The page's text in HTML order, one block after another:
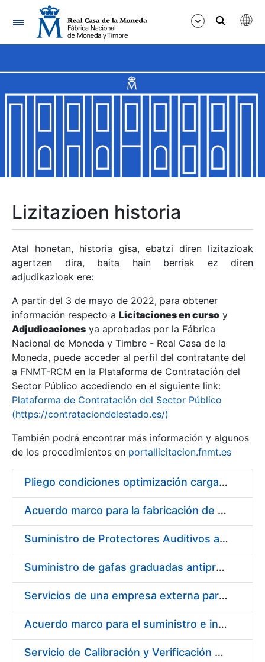
Nabigazioa
Erakutsi/Ezkutatu
Erakutsi/Ezkutatu
Erakutsi/Ezkutatu
Erakutsi/Ezkutatu
Erakutsi/Ezkutatu
Erakutsi/Ezkutatu
Erakutsi/Ezkutatu
Erakutsi/Ezkutatu
Lizitazioen historia
Atal honetan, historia gisa, ebatzi diren lizitazioak
agertzen dira, baita hain berriak ez diren
adjudikazioak ere:
A partir del 3 de mayo de 2022, para obtener
información respecto a Licitaciones en curso y
Adjudicaciones ya aprobadas por la Fábrica
Nacional de Moneda y Timbre - Real Casa de la
Moneda, puede acceder al perfil del contratante del
a FNMT-RCM en la Plataforma de Contratación del
Sector Público accediendo en el siguiente link:
Plataforma de Contratación del Sector Público
(https://contrataciondelestado.es/)
También podrá encontrar más información y algunos
de los procedimientos en portallicitacion.fnmt.es
Pliego condiciones optimización cargas compras firmado
Acuerdo marco para la fabricación de piezas
Suministro de Protectores Auditivos a medida para las personas trabajadoras de los Centros de Trabajo de Madrid y Burgos
Suministro de gafas graduadas antiproyecciones para los trabajadores de la FNMT-RCM en los centros de trabajo de Madrid y Burgos
Servicios de una empresa externa para el asesoramiento y resolución de los recursos de alzada que se presentan relacionados con procesos de selección para la FNMT-RCM
Acuerdo marco para el suministro e instalación de persianas, estores y otros complementos
Servicio de Calibración y Verificación Externa de los Equipos de Medición del Servicio de Prevención de la FNMT-RCM